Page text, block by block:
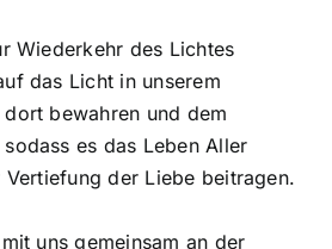
Wiederkehr des Lichtes
das Licht in unserem
bewahren und dem
es das Leben Aller
der Liebe beitragen.
uns gemeinsam an der